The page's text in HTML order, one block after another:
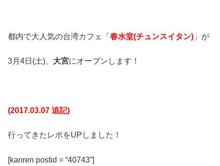
都内で大人気の台湾カフェ「 春水堂(チュンスイタン) 」が
3月4日(土)、 大宮にオープンします！
(2017.03.07 追記)
行ってきたレポをUPしました！
[kanren postid = “40743”]